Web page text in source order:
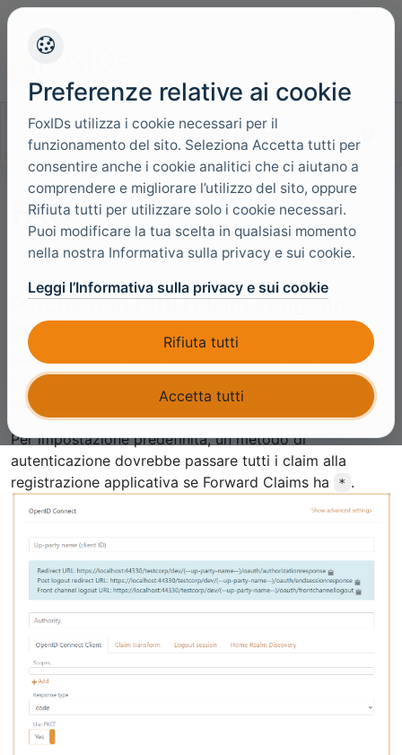
Cerca nella documentazione
FAQ
Perche non tutti i claim vengono
passati all'applicazione?
Solo i claim sub , sid , acr e amr vengono passati.
Ottengo piu claim dal metodo di autenticazione
usando il log claims trace. Cosa sto sbagliando?
Per impostazione predefinita, un metodo di
autenticazione dovrebbe passare tutti i claim alla
registrazione applicativa se Forward Claims ha
* .
Preferenze relative ai cookie
FoxIDs utilizza i cookie necessari per il
funzionamento del sito. Seleziona Accetta tutti per
consentire anche i cookie analitici che ci aiutano a
comprendere e migliorare l’utilizzo del sito, oppure
Rifiuta tutti per utilizzare solo i cookie necessari.
Puoi modificare la tua scelta in qualsiasi momento
nella nostra Informativa sulla privacy e sui cookie.
Leggi l’Informativa sulla privacy e sui cookie
Rifiuta tutti
Accetta tutti